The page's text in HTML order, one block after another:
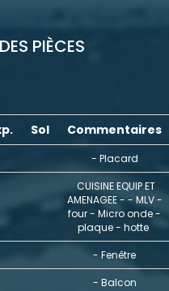
PIÈCES
Sol Commentaires
- Placard
CUISINE EQUIP ET
AMENAGEE - - MLV -
four - Micro onde -
plaque - hotte
- Fenêtre
- Balcon